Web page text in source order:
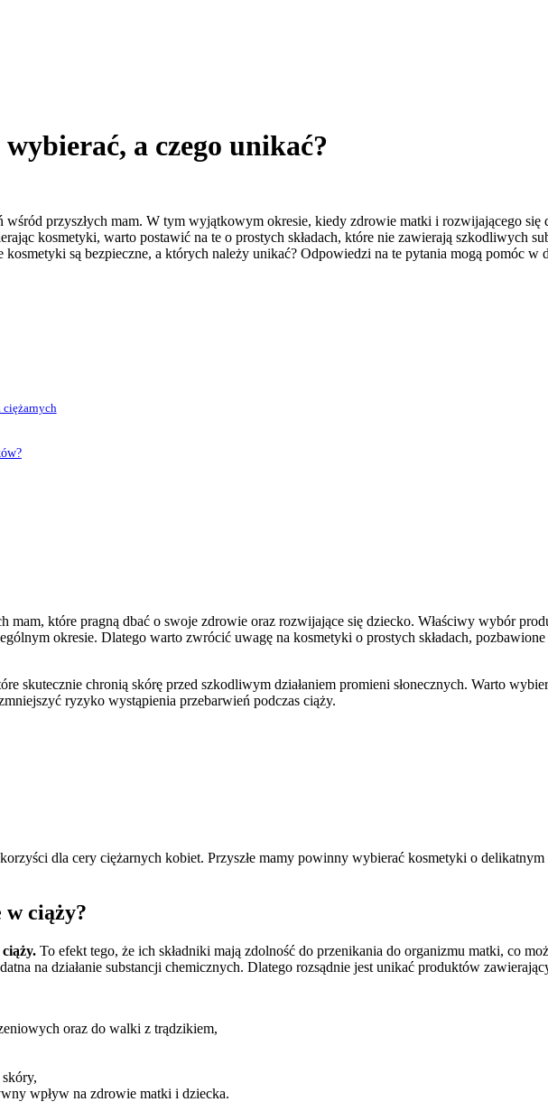
a czego unikać?
przyszłych mam. W tym wyjątkowym okresie, kiedy zdrowie matki i rozwijającego się
kosmetyki, warto postawić na te o prostych składach, które nie zawierają szkodliwych
kosmetyki są bezpieczne, a których należy unikać? Odpowiedzi na te pytania mogą pomóc
ciężarnych
mam, które pragną dbać o swoje zdrowie oraz rozwijające się dziecko. Właściwy wybór
okresie. Dlatego warto zwrócić uwagę na kosmetyki o prostych składach,
skutecznie chronią skórę przed szkodliwym działaniem promieni słonecznych. Warto
ryzyko wystąpienia przebarwień podczas ciąży.
dla cery ciężarnych kobiet. Przyszłe mamy powinny wybierać kosmetyki o delikatnym
w ciąży?
To efekt tego, że ich składniki mają zdolność do przenikania do organizmu matki, co
na działanie substancji chemicznych. Dlatego rozsądnie jest unikać produktów
oraz do walki z trądzikiem,
wpływ na zdrowie matki i dziecka.